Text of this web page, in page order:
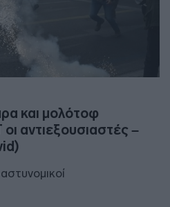
και μολότοφ
αντιεξουσιαστές –